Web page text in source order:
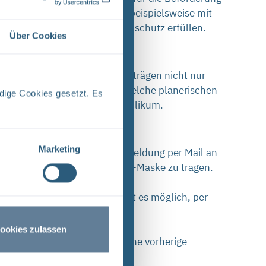
Über Cookies
Cookies gesetzt. Es
Marketing
zulassen
So sind die Fahrzeuge beispielsweise mit
an den Brandschutz erfüllen.
Sie werden in ihren Vorträgen nicht nur
Sie werden auch zeigen, welche planerischen
auf die Fragen aus dem Publikum.
eine vorherige Anmeldung per Mail an
medizinische oder FFP-2-Maske zu tragen.
zur Verfügung. Damit ist es möglich, per
stellen. Hierfür ist eine vorherige